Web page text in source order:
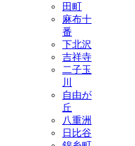
田町
麻布十
番
下北沢
吉祥寺
二子玉
川
自由が
丘
八重洲
日比谷